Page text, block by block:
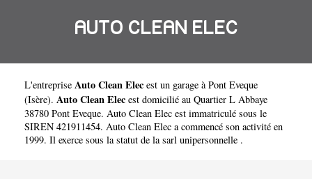
AUTO CLEAN ELEC
L'entreprise Auto Clean Elec est un garage à Pont Eveque
(Isère). Auto Clean Elec est domicilié au Quartier L Abbaye
38780 Pont Eveque. Auto Clean Elec est immatriculé sous le
SIREN 421911454. Auto Clean Elec a commencé son activité en
1999. Il exerce sous la statut de la sarl unipersonnelle .